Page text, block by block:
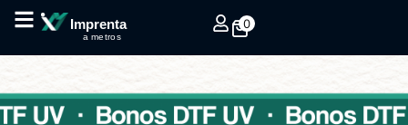
Imprenta
a metros
0